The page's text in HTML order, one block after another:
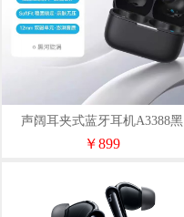
声阔耳夹式蓝牙耳机A3388黑
￥899